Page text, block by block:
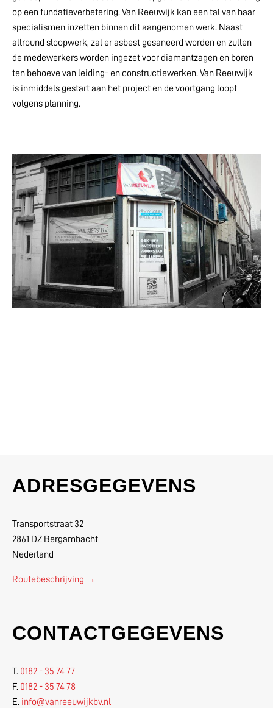
op een fundatieverbetering. Van Reeuwijk kan een tal van haar
specialismen inzetten binnen dit aangenomen werk. Naast
allround sloopwerk, zal er asbest gesaneerd worden en zullen
de medewerkers worden ingezet voor diamantzagen en boren
ten behoeve van leiding- en constructiewerken. Van Reeuwijk
is inmiddels gestart aan het project en de voortgang loopt
volgens planning.
ADRESGEGEVENS
Transportstraat 32
2861 DZ Bergambacht
Nederland
Routebeschrijving →
CONTACTGEGEVENS
T. 0182 - 35 74 77
F. 0182 - 35 74 78
E. info@vanreeuwijkbv.nl